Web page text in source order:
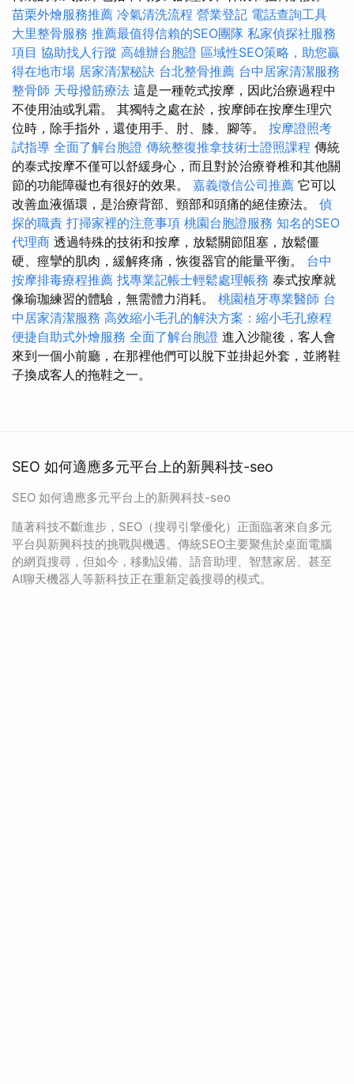
苗栗外燴服務推薦 冷氣清洗流程 營業登記 電話查詢工具
大里整骨服務 推薦最值得信賴的SEO團隊 私家偵探社服務
項目 協助找人行蹤 高雄辦台胞證 區域性SEO策略，助您贏
得在地市場 居家清潔秘訣 台北整骨推薦 台中居家清潔服務
整骨師 天母撥筋療法 這是一種乾式按摩，因此治療過程中
不使用油或乳霜。 其獨特之處在於，按摩師在按摩生理穴
位時，除手指外，還使用手、肘、膝、腳等。 按摩證照考
試指導 全面了解台胞證 傳統整復推拿技術士證照課程 傳統
的泰式按摩不僅可以舒緩身心，而且對於治療脊椎和其他關
節的功能障礙也有很好的效果。 嘉義徵信公司推薦 它可以
改善血液循環，是治療背部、頸部和頭痛的絕佳療法。 偵
探的職責 打掃家裡的注意事項 桃園台胞證服務 知名的SEO
代理商 透過特殊的技術和按摩，放鬆關節阻塞，放鬆僵
硬、痙攣的肌肉，緩解疼痛，恢復器官的能量平衡。 台中
按摩排毒療程推薦 找專業記帳士輕鬆處理帳務 泰式按摩就
像瑜珈練習的體驗，無需體力消耗。 桃園植牙專業醫師 台
中居家清潔服務 高效縮小毛孔的解決方案：縮小毛孔療程
便捷自助式外燴服務 全面了解台胞證 進入沙龍後，客人會
來到一個小前廳，在那裡他們可以脫下並掛起外套，並將鞋
子換成客人的拖鞋之一。
SEO 如何適應多元平台上的新興科技-seo
SEO 如何適應多元平台上的新興科技-seo
隨著科技不斷進步，SEO（搜尋引擎優化）正面臨著來自多元
平台與新興科技的挑戰與機遇。傳統SEO主要聚焦於桌面電腦
的網頁搜尋，但如今，移動設備、語音助理、智慧家居、甚至
AI聊天機器人等新科技正在重新定義搜尋的模式。